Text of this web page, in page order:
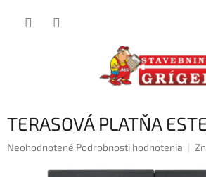
TERASOVÁ PLATŇA
Priemerné
Neohodnotené Podrobnosti hodnotenia